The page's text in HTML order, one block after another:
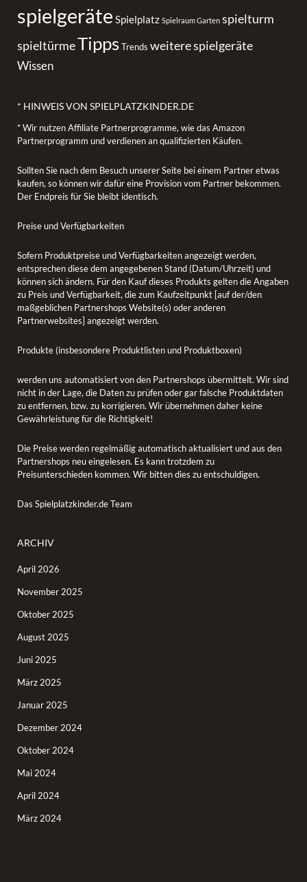
spielgeräte Spielplatz Spielraum Garten spielturm
spieltürmeTippsTrends weitere spielgeräte
Wissen
* HINWEIS VON SPIELPLATZKINDER.DE
* Wir nutzen Affiliate Partnerprogramme, wie das Amazon
Partnerprogramm und verdienen an qualifizierten Käufen.
Sollten Sie nach dem Besuch unserer Seite bei einem Partner etwas
kaufen, so können wir dafür eine Provision vom Partner bekommen.
Der Endpreis für Sie bleibt identisch.
Preise und Verfügbarkeiten
Sofern Produktpreise und Verfügbarkeiten angezeigt werden,
entsprechen diese dem angegebenen Stand (Datum/Uhrzeit) und
können sich ändern. Für den Kauf dieses Produkts gelten die Angaben
zu Preis und Verfügbarkeit, die zum Kaufzeitpunkt [auf der/den
maßgeblichen Partnershops Website(s) oder anderen
Partnerwebsites] angezeigt werden.
Produkte (insbesondere Produktlisten und Produktboxen)
werden uns automatisiert von den Partnershops übermittelt. Wir sind
nicht in der Lage, die Daten zu prüfen oder gar falsche Produktdaten
zu entfernen, bzw. zu korrigieren. Wir übernehmen daher keine
Gewährleistung für die Richtigkeit!
Die Preise werden regelmäßig automatisch aktualisiert und aus den
Partnershops neu eingelesen. Es kann trotzdem zu
Preisunterschieden kommen. Wir bitten dies zu entschuldigen.
Das Spielplatzkinder.de Team
ARCHIV
April 2026
November 2025
Oktober 2025
August 2025
Juni 2025
März 2025
Januar 2025
Dezember 2024
Oktober 2024
Mai 2024
April 2024
März 2024